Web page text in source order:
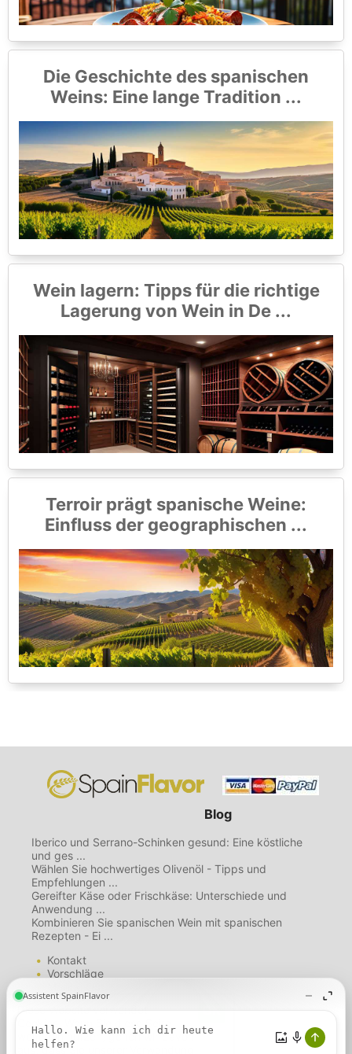
Die Geschichte des spanischen
Weins: Eine lange Tradition ...
Wein lagern: Tipps für die richtige
Lagerung von Wein in De ...
Terroir prägt spanische Weine:
Einfluss der geographischen ...
Blog
Iberico und Serrano-Schinken gesund: Eine köstliche
und ges ...
Wählen Sie hochwertiges Olivenöl - Tipps und
Empfehlungen ...
Gereifter Käse oder Frischkäse: Unterschiede und
Anwendung ...
Kombinieren Sie spanischen Wein mit spanischen
Rezepten - Ei ...
Kontakt
Vorschläge
Über uns
Datenschutzbestimmungen
Cookie-Richtlinie
Cookies. Wenn Sie diese Seite
weiterhin nutzen, gehen wir davon
aus, dass Sie unserer Verwendung